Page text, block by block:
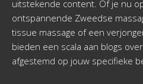
uitstekende content. Of je nu
ontspannende Zweedse
tissue massage of een
bieden een scala aan blogs
afgestemd op jouw specifieke